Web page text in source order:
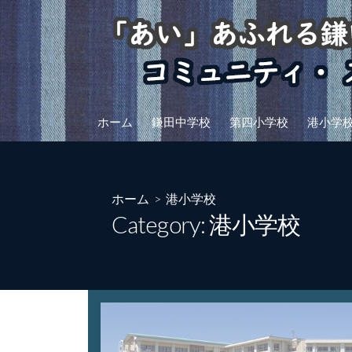
コ
テ
ン
へ
ス
ホーム 鎌田中学校 第四小学校 港小学
ホーム > 港小学校
Category:港小学校